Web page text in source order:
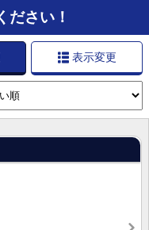
ださい！
表示変更